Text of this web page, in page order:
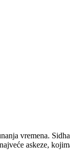
vremena.
askeze,